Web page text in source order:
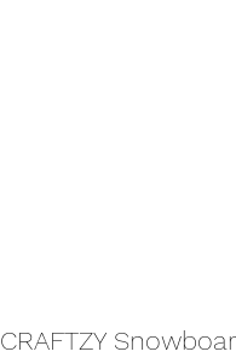
CRAFTZY